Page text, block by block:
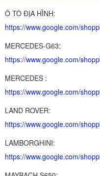
Ô TÔ ĐỊA HÌNH:
https://www.google.com/
MERCEDES-G63:
https://www.google.com/
MERCEDES :
https://www.google.com/
LAND ROVER:
https://www.google.com/
LAMBORGHINI:
https://www.google.com/